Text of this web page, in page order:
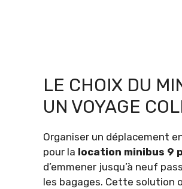
LE CHOIX DU
UN VOYAGE
Organiser un déplacement
pour la location minibus 9
d’emmener jusqu’à neuf
les bagages. Cette solution